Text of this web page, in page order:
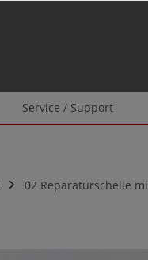
Service / Support
02 Reparaturschelle